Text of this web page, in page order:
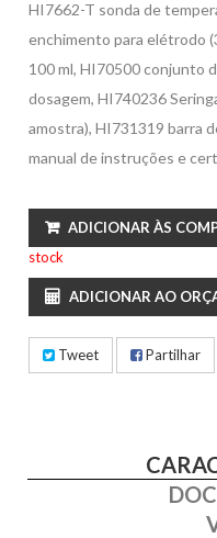
HI7662-T sonda de
enchimento para elétrodo
100 ml, HI70500 conjunto
dosagem, HI740236
amostra), HI731319 barra
manual de instruções e
ADICIONAR ÀS
stock
ADICIONAR AO
Tweet Partilhar